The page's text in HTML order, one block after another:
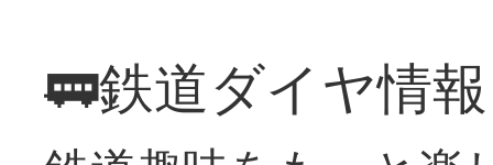
🚃鉄道ダイヤ情